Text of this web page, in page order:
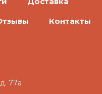
Контакты
77а